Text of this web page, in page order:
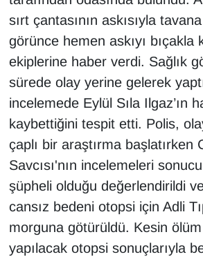
sırt çantasının askısıyla
görünce hemen askıyı bıçakla
ekiplerine haber verdi. Sağlık
sürede olay yerine gelerek
incelemede Eylül Sıla Ilgaz’ın
kaybettiğini tespit etti. Polis,
çaplı bir araştırma başlatırken
Savcısı'nın incelemeleri
şüpheli olduğu değerlendirildi
cansız bedeni otopsi için Adli
morguna götürüldü. Kesin
yapılacak otopsi sonuçlarıyla